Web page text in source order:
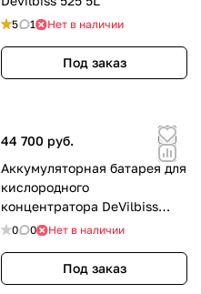
5 1 Нет в наличии
Под заказ
44 700 руб.
Аккумуляторная батарея для
кислородного
концентратора DeVilbiss
iGo2
0 0 Нет в наличии
Под заказ